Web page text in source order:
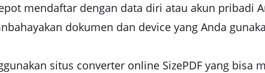
mendaftar dengan data diri atau akun pribadi
dokumen dan device yang Anda
situs converter online SizePDF yang bisa